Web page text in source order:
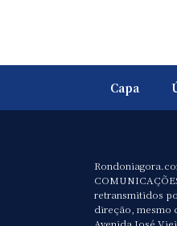
Capa
retransmitidos
direção, mesmo
Avenida José